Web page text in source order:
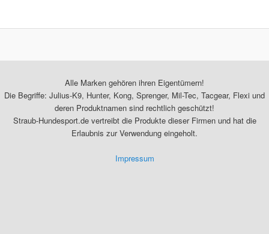
Alle Marken gehören ihren Eigentümern!
Die Begriffe: Julius-K9, Hunter, Kong, Sprenger, Mil-Tec, Tacgear, Flexi und
deren Produktnamen sind rechtlich geschützt!
Straub-Hundesport.de vertreibt die Produkte dieser Firmen und hat die
Erlaubnis zur Verwendung eingeholt.
Impressum